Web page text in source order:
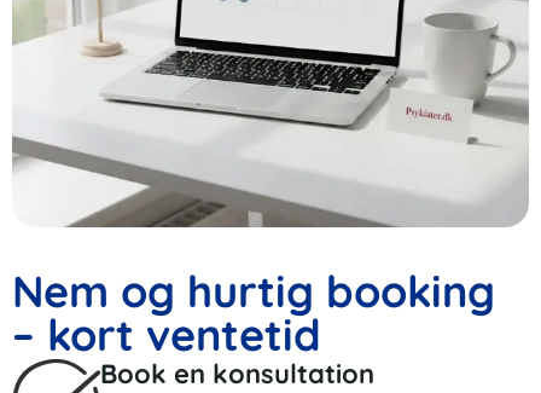
Nem og hurtig booking
– kort ventetid
Book en konsultation